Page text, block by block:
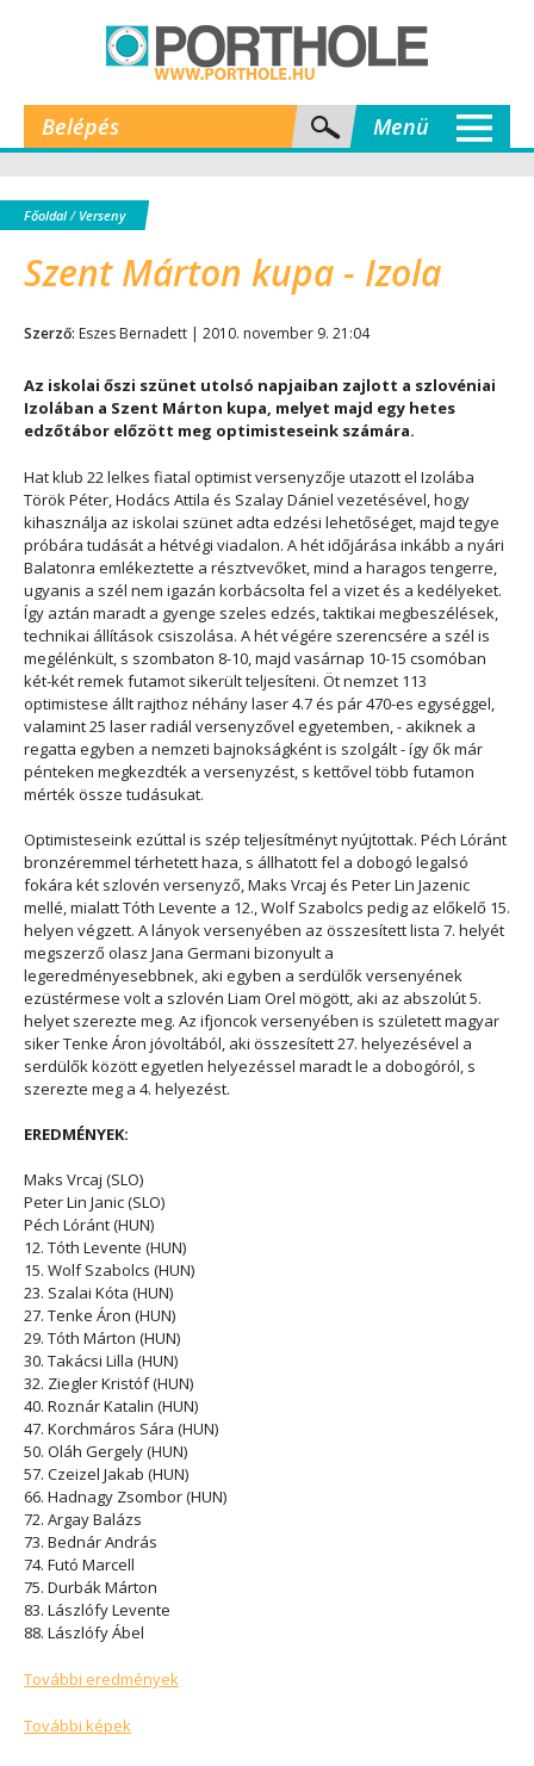
Belépés Menü
Főoldal/ Verseny
Szent Márton kupa - Izola
Szerző: Eszes Bernadett | 2010. november 9. 21:04
Az iskolai őszi szünet utolsó napjaiban zajlott a szlovéniai
Izolában a Szent Márton kupa, melyet majd egy hetes
edzőtábor előzött meg optimisteseink számára.
Hat klub 22 lelkes fiatal optimist versenyzője utazott el Izolába
Török Péter, Hodács Attila és Szalay Dániel vezetésével, hogy
kihasználja az iskolai szünet adta edzési lehetőséget, majd tegye
próbára tudását a hétvégi viadalon. A hét időjárása inkább a nyári
Balatonra emlékeztette a résztvevőket, mind a haragos tengerre,
ugyanis a szél nem igazán korbácsolta fel a vizet és a kedélyeket.
Így aztán maradt a gyenge szeles edzés, taktikai megbeszélések,
technikai állítások csiszolása. A hét végére szerencsére a szél is
megélénkült, s szombaton 8-10, majd vasárnap 10-15 csomóban
két-két remek futamot sikerült teljesíteni. Öt nemzet 113
optimistese állt rajthoz néhány laser 4.7 és pár 470-es egységgel,
valamint 25 laser radiál versenyzővel egyetemben, - akiknek a
regatta egyben a nemzeti bajnokságként is szolgált - így ők már
pénteken megkezdték a versenyzést, s kettővel több futamon
mérték össze tudásukat.
Optimisteseink ezúttal is szép teljesítményt nyújtottak. Péch Lóránt
bronzéremmel térhetett haza, s állhatott fel a dobogó legalsó
fokára két szlovén versenyző, Maks Vrcaj és Peter Lin Jazenic
mellé, mialatt Tóth Levente a 12., Wolf Szabolcs pedig az előkelő 15.
helyen végzett. A lányok versenyében az összesített lista 7. helyét
megszerző olasz Jana Germani bizonyult a
legeredményesebbnek, aki egyben a serdülők versenyének
ezüstérmese volt a szlovén Liam Orel mögött, aki az abszolút 5.
helyet szerezte meg. Az ifjoncok versenyében is született magyar
siker Tenke Áron jóvoltából, aki összesített 27. helyezésével a
serdülők között egyetlen helyezéssel maradt le a dobogóról, s
szerezte meg a 4. helyezést.
EREDMÉNYEK:
Maks Vrcaj (SLO)
Peter Lin Janic (SLO)
Péch Lóránt (HUN)
12. Tóth Levente (HUN)
15. Wolf Szabolcs (HUN)
23. Szalai Kóta (HUN)
27. Tenke Áron (HUN)
29. Tóth Márton (HUN)
30. Takácsi Lilla (HUN)
32. Ziegler Kristóf (HUN)
40. Roznár Katalin (HUN)
47. Korchmáros Sára (HUN)
50. Oláh Gergely (HUN)
57. Czeizel Jakab (HUN)
66. Hadnagy Zsombor (HUN)
72. Argay Balázs
73. Bednár András
74. Futó Marcell
75. Durbák Márton
83. Lászlófy Levente
88. Lászlófy Ábel
További eredmények
További képek